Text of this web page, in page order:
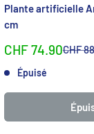
Plante artificielle
cm
Sonderpreis
CHF 74.90CHF
Épuisé